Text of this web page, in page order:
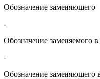
Обозначение заменяющего
-
Обозначение заменяемого в
-
Обозначение заменяющего